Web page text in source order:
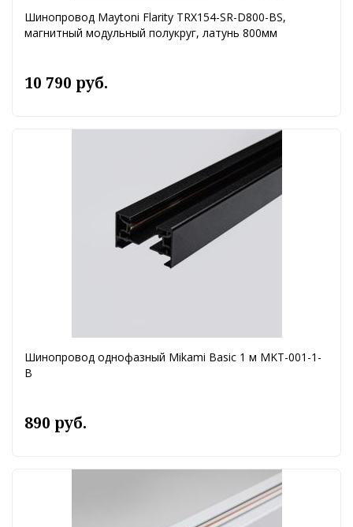
Шинопровод Maytoni Flarity TRX154-SR-D800-BS,
магнитный модульный полукруг, латунь 800мм
10 790 руб.
Шинопровод однофазный Mikami Basic 1 м MKT-001-1-
B
890 руб.